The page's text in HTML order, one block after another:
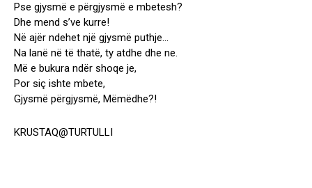
Pse gjysmë e përgjysmë e mbetesh?
Dhe mend s’ve kurre!
Në ajër ndehet një gjysmë puthje…
Na lanë në të thatë, ty atdhe dhe ne.
Më e bukura ndër shoqe je,
Por siç ishte mbete,
Gjysmë përgjysmë, Mëmëdhe?!
KRUSTAQ@TURTULLI